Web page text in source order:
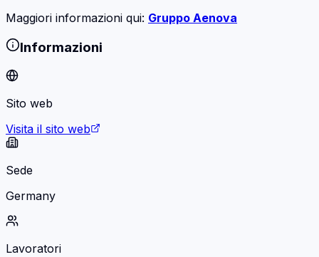
Maggiori informazioni qui: Gruppo Aenova
Informazioni
Sito web
Visita il sito web
Sede
Germany
Lavoratori